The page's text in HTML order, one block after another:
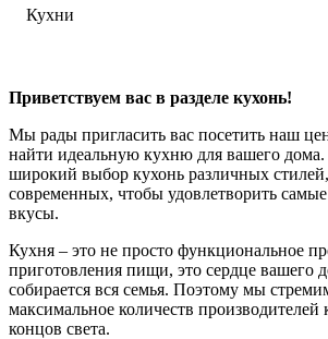
Кухни
Приветствуем вас в разделе кухонь!
Мы рады пригласить вас посетить наш
найти идеальную кухню для вашего
широкий выбор кухонь различных
современных, чтобы удовлетворить
вкусы.
Кухня – это не просто функциональное
приготовления пищи, это сердце вашего
собирается вся семья. Поэтому мы
максимальное количеств производителей
концов света.